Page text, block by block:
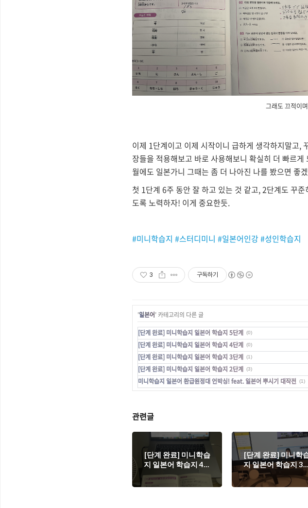
그래도 끄적이
이제 1단계이고 이제 시작이니 급하게 생각하지말고,
장들을 적용해보고 바로 사용해보니 확실히 더 빠르
월에도 일본가니 그때는 좀 더 나아진 나를 봤으면 좋
첫 1단계 6주 동안 잘 하고 있는 것 같고, 2단계도 꾸
도록 노력하자! 이게 중요한듯.
#미니학습지 #스터디미니 #일본어인강 #성인학습지
3 구독하기
'일본어' 카테고리의 다른 글
[단계 완료] 미니학습지 일본어 학습지 5단계 (0)
[단계 완료] 미니학습지 일본어 학습지 4단계 (0)
[단계 완료] 미니학습지 일본어 학습지 3단계 (1)
[단계 완료] 미니학습지 일본어 학습지 2단계 (3)
미니학습지 일본어 환급원정대 언박싱! feat. 일본어 뿌시기 대작전 (1)
관련글
[단계 완료] 미니학습
지 일본어 학습지 4단
계
[단계 완료] 미니학
지 일본어 학습지 3단